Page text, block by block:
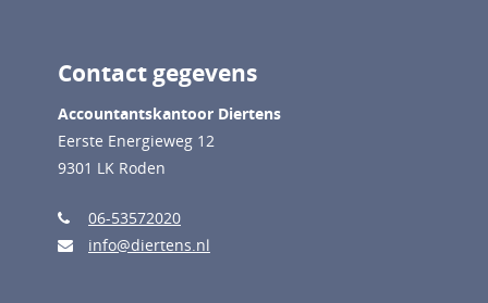
Contact gegevens
Accountantskantoor Diertens
Eerste Energieweg 12
9301 LK Roden
06-53572020
info@diertens.nl